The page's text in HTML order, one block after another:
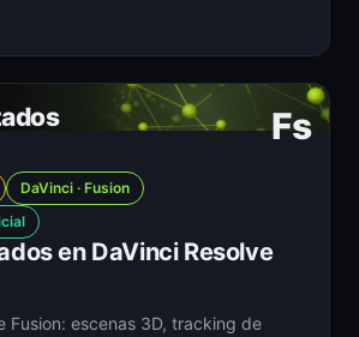
Fs
DaVinci · Fusion
en DaVinci Resolve
Fusion: escenas 3D, tracking de